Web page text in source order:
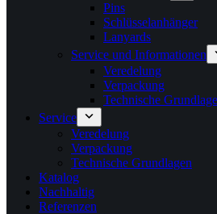
Pins
Schlüsselanhänger
Lanyards
Service und Informationen
Veredelung
Verpackung
Technische
Service
Veredelung
Verpackung
Technische Grundlagen
Katalog
Nachhaltig
Referenzen